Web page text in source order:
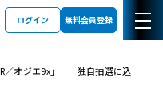
ログイン 無料会員登録
／オジエ9x」──独自抽選に込